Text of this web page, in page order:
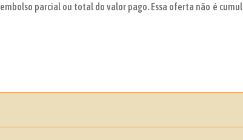
parcial ou total do valor pago. Essa oferta não é